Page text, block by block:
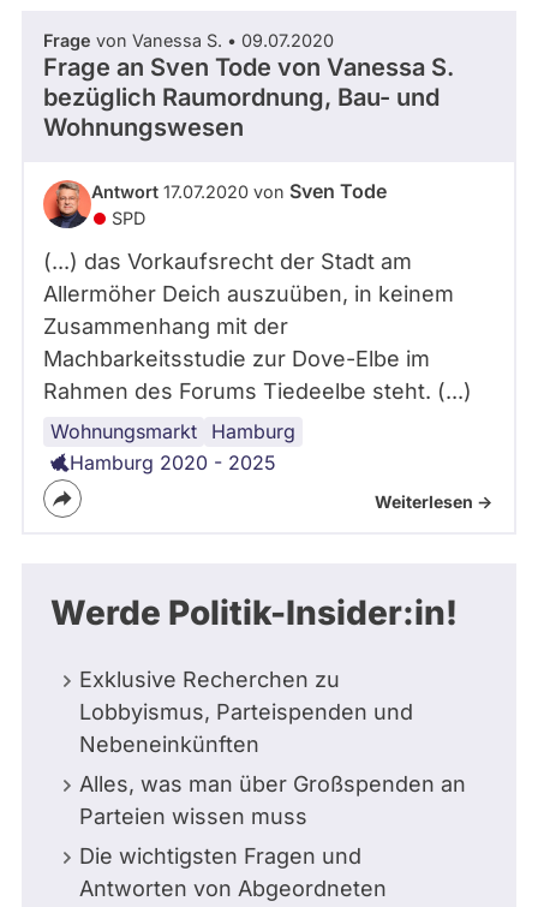
Frage von Vanessa S. • 09.07.2020
Frage an Sven Tode von Vanessa S.
bezüglich Raumordnung, Bau- und
Wohnungswesen
Antwort 17.07.2020 von Sven Tode
SPD
(...) das Vorkaufsrecht der Stadt am
Allermöher Deich auszuüben, in keinem
Zusammenhang mit der
Machbarkeitsstudie zur Dove-Elbe im
Rahmen des Forums Tiedeelbe steht. (...)
Wohnungsmarkt
Hamburg
Hamburg 2020 - 2025
Weiterlesen ->
Werde Politik-Insider:in!
Exklusive Recherchen zu
Lobbyismus, Parteispenden und
Nebeneinkünften
Alles, was man über Großspenden an
Parteien wissen muss
Die wichtigsten Fragen und
Antworten von Abgeordneten